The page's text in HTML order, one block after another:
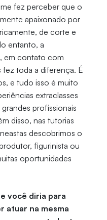
fez perceber que o
apaixonado por
de corte e
entanto, a
em contato com
toda a diferença. É
e tudo isso é muito
extraclasses
profissionais
disso, nas tutorias
descobrimos o
figurinista ou
oportunidades
você diria para
atuar na mesma